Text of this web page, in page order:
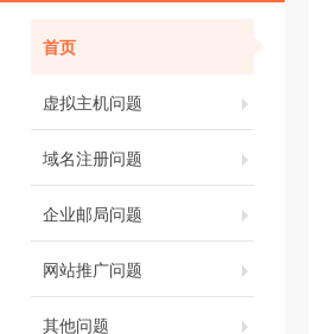
首页
虚拟主机问题
域名注册问题
企业邮局问题
网站推广问题
其他问题